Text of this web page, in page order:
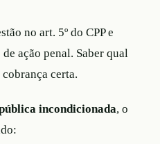
no art. 5º do CPP e
ação penal. Saber qual
certa.
incondicionada, o